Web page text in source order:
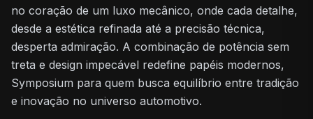
no coração de um luxo mecânico, onde cada detalhe,
desde a estética refinada até a precisão técnica,
desperta admiração. A combinação de potência sem
treta e design impecável redefine papéis modernos,
Symposium para quem busca equilíbrio entre tradição
e inovação no universo automotivo.